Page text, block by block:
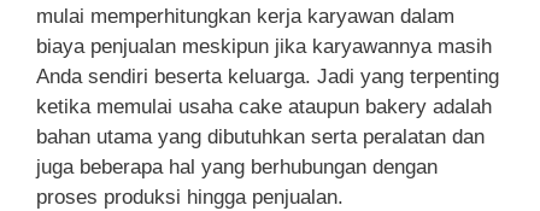
mulai memperhitungkan kerja karyawan dalam
biaya penjualan meskipun jika karyawannya masih
Anda sendiri beserta keluarga. Jadi yang terpenting
ketika memulai usaha cake ataupun bakery adalah
bahan utama yang dibutuhkan serta peralatan dan
juga beberapa hal yang berhubungan dengan
proses produksi hingga penjualan.